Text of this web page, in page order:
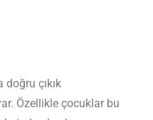
doğru çıkık
Özellikle çocuklar bu